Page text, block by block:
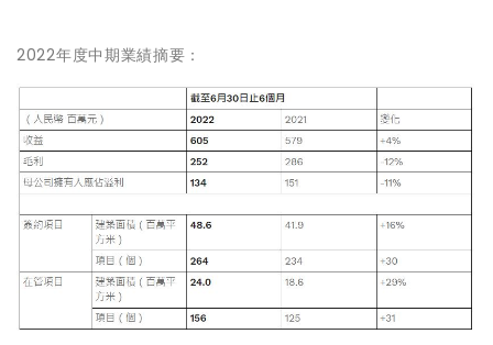
2022年度中期業績摘要：